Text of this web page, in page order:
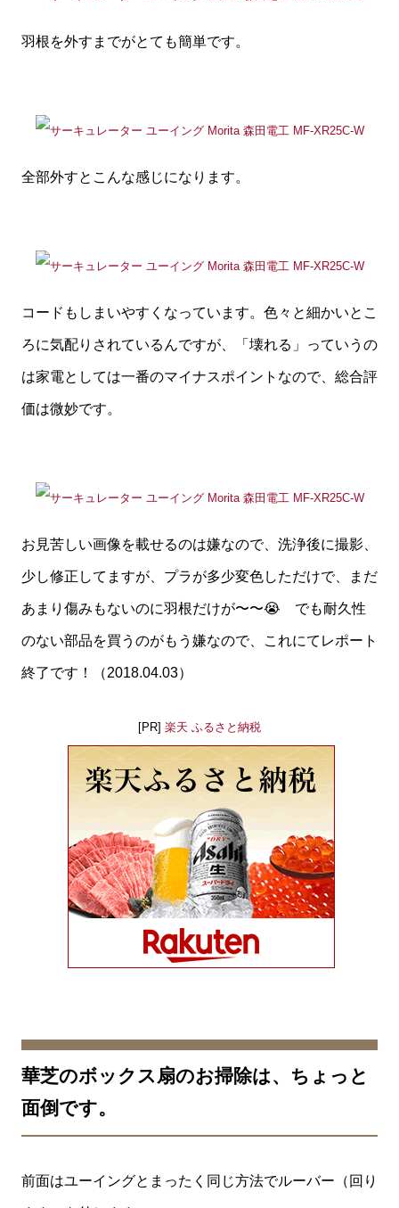
羽根を外すまでがとても簡単です。
全部外すとこんな感じになります。
コードもしまいやすくなっています。色々と細かいとこ
ろに気配りされているんですが、「壊れる」っていうの
は家電としては一番のマイナスポイントなので、総合評
価は微妙です。
お見苦しい画像を載せるのは嫌なので、洗浄後に撮影、
少し修正してますが、プラが多少変色しただけで、まだ
あまり傷みもないのに羽根だけが〜〜😭 でも耐久性
のない部品を買うのがもう嫌なので、これにてレポート
終了です！（2018.04.03）
[PR] 楽天 ふるさと納税
華芝のボックス扇のお掃除は、ちょっと
面倒です。
前面はユーイングとまったく同じ方法でルーバー（回り